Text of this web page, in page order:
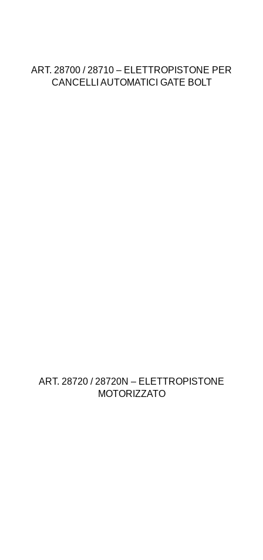
ART. 28700 / 28710 – ELETTROPISTONE PER
CANCELLI AUTOMATICI GATE BOLT
ART. 28720 / 28720N – ELETTROPISTONE
MOTORIZZATO